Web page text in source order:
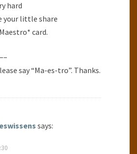
hard
your little share
card.
say “Ma-es-tro”. Thanks.
says: